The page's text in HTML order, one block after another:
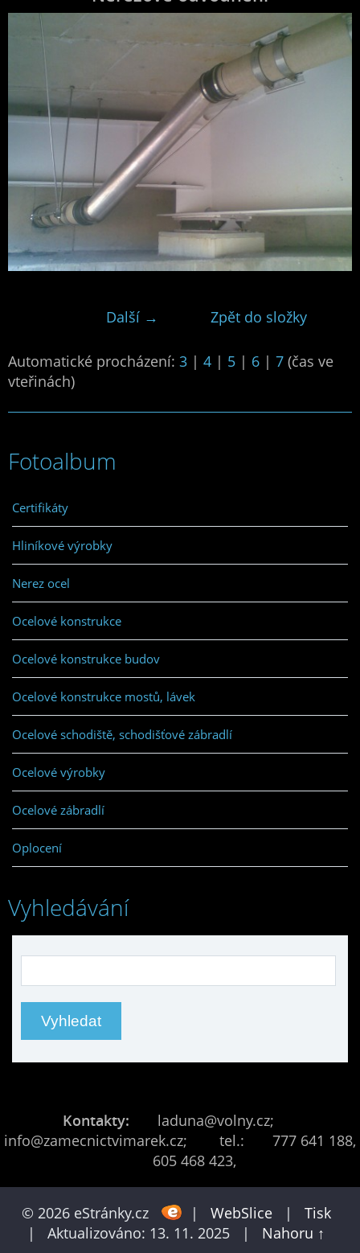
Další → Zpět do složky
Automatické procházení: 3 | 4 | 5 | 6 | 7 (čas ve
vteřinách)
Fotoalbum
Certifikáty
Hliníkové výrobky
Nerez ocel
Ocelové konstrukce
Ocelové konstrukce budov
Ocelové konstrukce mostů, lávek
Ocelové schodiště, schodišťové zábradlí
Ocelové výrobky
Ocelové zábradlí
Oplocení
Vyhledávání
Kontakty:
laduna@volny.cz;
info@zamecnictvimarek.cz; tel.: 777 641 188,
605 468 423,
© 2026 eStránky.cz | WebSlice |
Tisk
|
Aktualizováno: 13. 11. 2025 | Nahoru ↑